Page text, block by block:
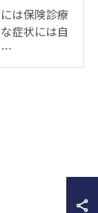
は保険診療
症状には自
…